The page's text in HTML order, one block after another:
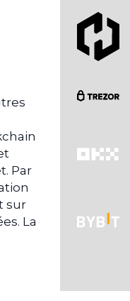
Par
sur
La